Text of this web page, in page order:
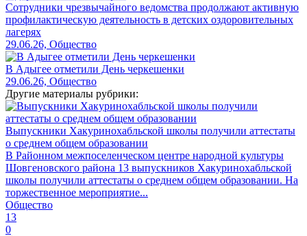
Сотрудники чрезвычайного ведомства продолжают активную
профилактическую деятельность в детских оздоровительных
лагерях
29.06.26, Общество
В Адыгее отметили День черкешенки
29.06.26, Общество
Другие материалы рубрики:
Выпускники Хакуринохабльской школы получили аттестаты
о среднем общем образовании
В Районном межпоселенческом центре народной культуры
Шовгеновского района 13 выпускников Хакуринохабльской
школы получили аттестаты о среднем общем образовании. На
торжественное мероприятие...
Общество
13
0